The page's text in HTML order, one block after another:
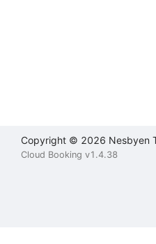
Copyright © 2026 Nesbyen
Cloud Booking v1.4.38